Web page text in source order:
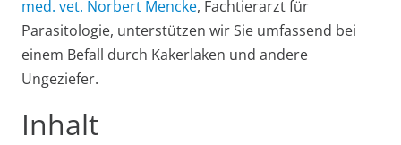
med. vet. Norbert Mencke, Fachtierarzt für
Parasitologie, unterstützen wir Sie umfassend bei
einem Befall durch Kakerlaken und andere
Ungeziefer.
Inhalt